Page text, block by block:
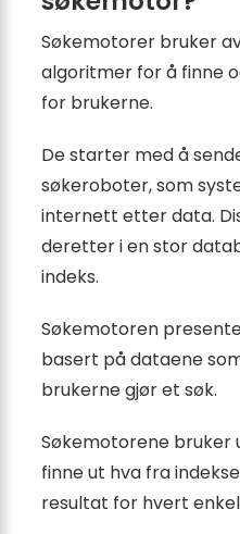
Søkemotorer bruker
algoritmer for å finne
for brukerne.
De starter med å
søkeroboter, som
internett etter data.
deretter i en stor
indeks.
Søkemotoren
basert på dataene
brukerne gjør et søk.
Søkemotorene bruker
finne ut hva fra
resultat for hvert